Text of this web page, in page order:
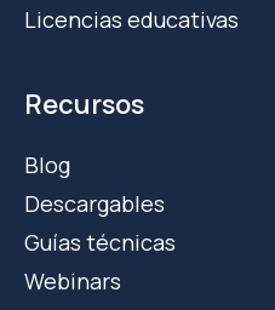
Licencias educativas
Recursos
Blog
Descargables
Guías técnicas
Webinars